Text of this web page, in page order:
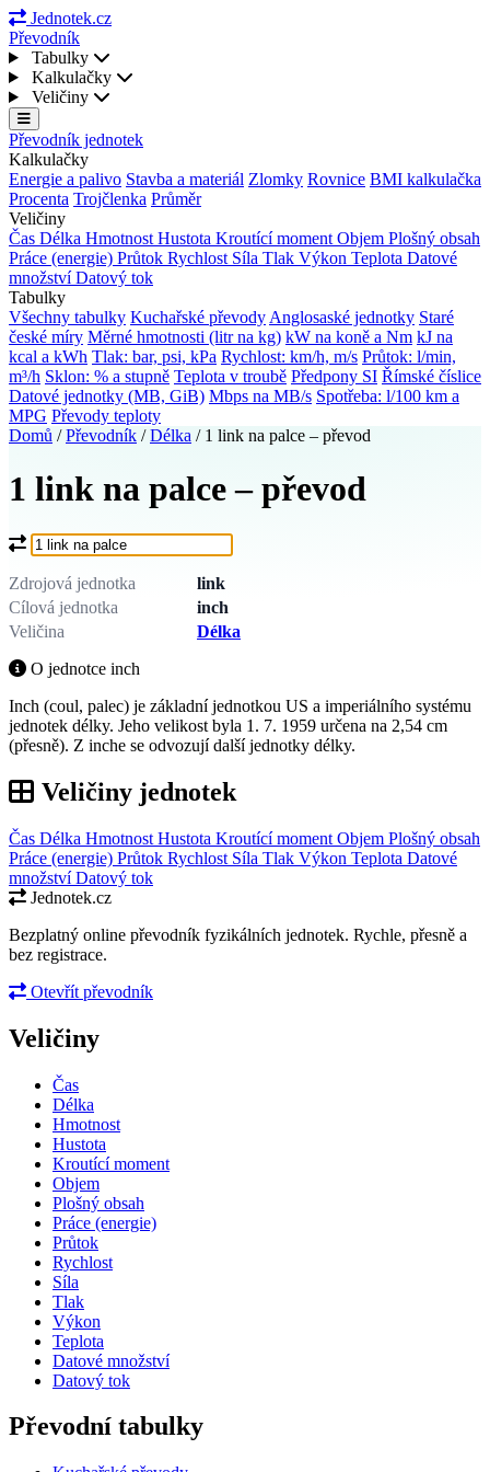
Jednotek.cz
Převodník
Tabulky
Kalkulačky
Veličiny
Převodník jednotek
Kalkulačky
Energie a palivo Stavba a materiál Zlomky Rovnice BMI kalkulačka
Procenta Trojčlenka Průměr
Veličiny
Čas Délka Hmotnost Hustota Kroutící moment Objem Plošný obsah
Práce (energie) Průtok Rychlost Síla Tlak Výkon Teplota Datové
množstvíDatový tok
Tabulky
Všechny tabulky Kuchařské převody Anglosaské jednotky Staré
české míry Měrné hmotnosti (litr na kg) kW na koně a Nm kJ na
kcal a kWh Tlak: bar, psi, kPa Rychlost: km/h, m/s Průtok: l/min,
m³/h Sklon: % a stupně Teplota v troubě Předpony SI Římské číslice
Datové jednotky (MB, GiB) Mbps na MB/s Spotřeba: l/100 km a
MPG Převody teploty
Domů / Převodník / Délka / 1 link na palce – převod
1 link na palce – převod
Co chcete převést?
Zdrojová jednotka
link
Cílová jednotka
inch
Veličina
Délka
O jednotce inch
Inch (coul, palec) je základní jednotkou US a imperiálního systému
jednotek délky. Jeho velikost byla 1. 7. 1959 určena na 2,54 cm
(přesně). Z inche se odvozují další jednotky délky.
Veličiny jednotek
Čas Délka Hmotnost Hustota Kroutící moment Objem Plošný obsah
Práce (energie) Průtok Rychlost Síla Tlak Výkon Teplota Datové
množstvíDatový tok
Jednotek.cz
Bezplatný online převodník fyzikálních jednotek. Rychle, přesně a
bez registrace.
Otevřít převodník
Veličiny
Čas
Délka
Hmotnost
Hustota
Kroutící moment
Objem
Plošný obsah
Práce (energie)
Průtok
Rychlost
Síla
Tlak
Výkon
Teplota
Datové množství
Datový tok
Převodní tabulky